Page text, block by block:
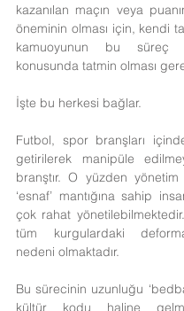
kazanılan maçın veya
öneminin olması için, kendi
kamuoyunun bu süreç
konusunda tatmin olması
İşte bu herkesi bağlar.
Futbol, spor branşları
getirilerek manipüle
branştır. O yüzden yönetim
‘esnaf’ mantığına sahip
çok rahat
tüm kurgulardaki
nedeni olmaktadır.
Bu sürecinin uzunluğu
kültür kodu haline